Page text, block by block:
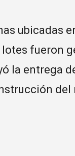
ubicadas
lotes fueron
la entrega